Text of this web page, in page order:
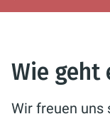
Wie geht
Wir freuen uns